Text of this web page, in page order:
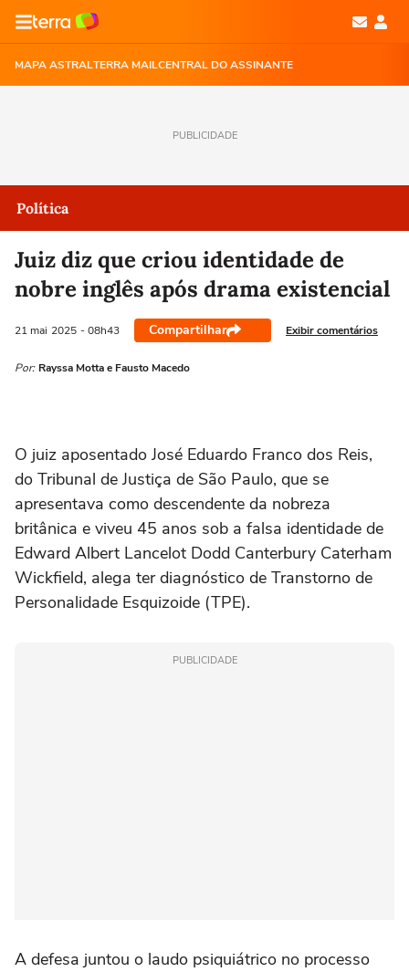
MAPA ASTRALTERRA MAILCENTRAL DO ASSINANTE
PUBLICIDADE
Política
Juiz diz que criou identidade de
nobre inglês após drama existencial
21 mai 2025 - 08h43 Compartilhar Exibir comentários
Por: Rayssa Motta e Fausto Macedo
O juiz aposentado José Eduardo Franco dos Reis,
do Tribunal de Justiça de São Paulo, que se
apresentava como descendente da nobreza
britânica e viveu 45 anos sob a falsa identidade de
Edward Albert Lancelot Dodd Canterbury Caterham
Wickfield, alega ter diagnóstico de Transtorno de
Personalidade Esquizoide (TPE).
PUBLICIDADE
A defesa juntou o laudo psiquiátrico no processo